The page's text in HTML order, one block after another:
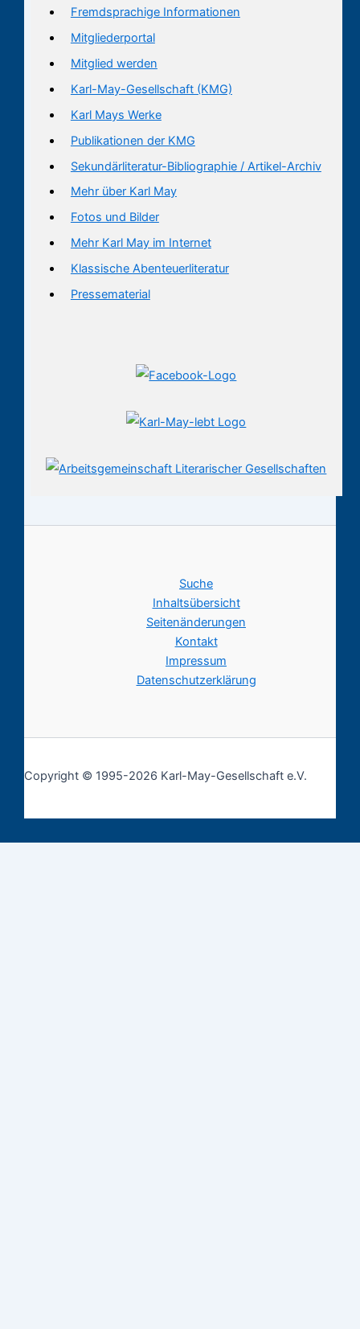
Fremdsprachige Informationen
Mitgliederportal
Mitglied werden
Karl-May-Gesellschaft (KMG)
Karl Mays Werke
Publikationen der KMG
Sekundärliteratur-Bibliographie / Artikel-Archiv
Mehr über Karl May
Fotos und Bilder
Mehr Karl May im Internet
Klassische Abenteuerliteratur
Pressematerial
Suche
Inhaltsübersicht
Seitenänderungen
Kontakt
Impressum
Datenschutzerklärung
Copyright © 1995-2026 Karl-May-Gesellschaft e.V.